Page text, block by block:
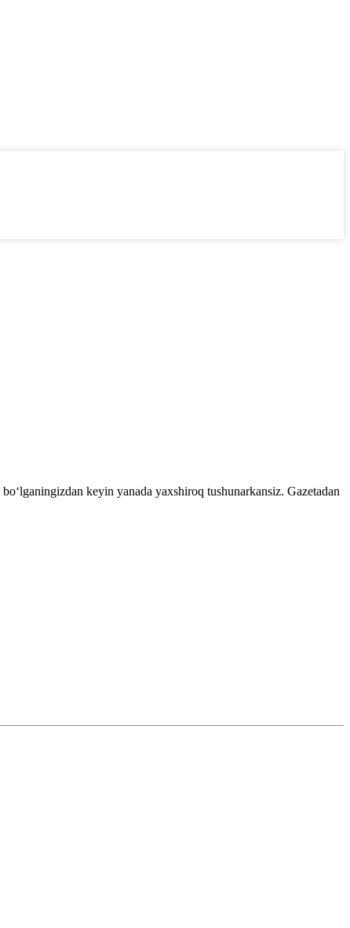
keyin yanada yaxshiroq tushunarkansiz. Gazetadan